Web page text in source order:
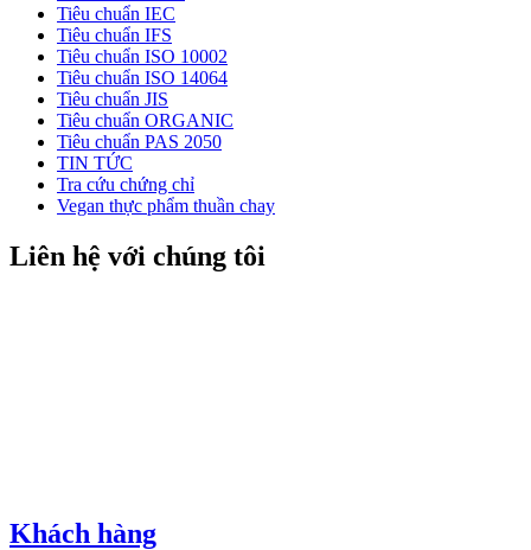
Tiêu chuẩn IEC
Tiêu chuẩn IFS
Tiêu chuẩn ISO 10002
Tiêu chuẩn ISO 14064
Tiêu chuẩn JIS
Tiêu chuẩn ORGANIC
Tiêu chuẩn PAS 2050
TIN TỨC
Tra cứu chứng chỉ
Vegan thực phẩm thuần chay
Liên hệ với chúng tôi
Khách hàng